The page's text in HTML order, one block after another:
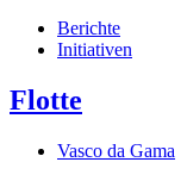
Berichte
Initiativen
Flotte
Vasco da Gama